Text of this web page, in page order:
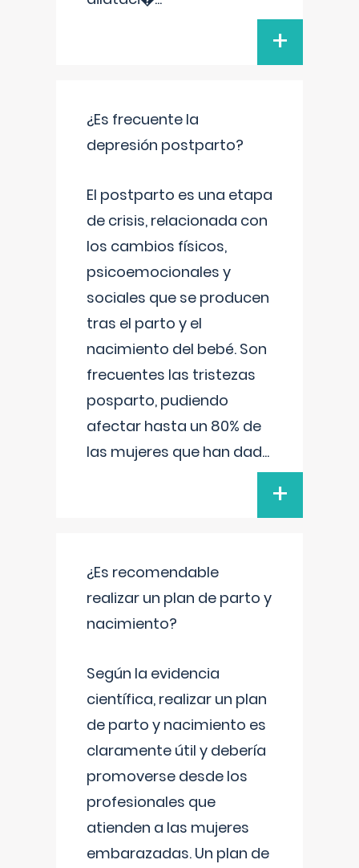
+
¿Es frecuente la
depresión postparto?
El postparto es una etapa
de crisis, relacionada con
los cambios físicos,
psicoemocionales y
sociales que se producen
tras el parto y el
nacimiento del bebé. Son
frecuentes las tristezas
posparto, pudiendo
afectar hasta un 80% de
las mujeres que han dad...
+
¿Es recomendable
realizar un plan de parto y
nacimiento?
Según la evidencia
científica, realizar un plan
de parto y nacimiento es
claramente útil y debería
promoverse desde los
profesionales que
atienden a las mujeres
embarazadas. Un plan de